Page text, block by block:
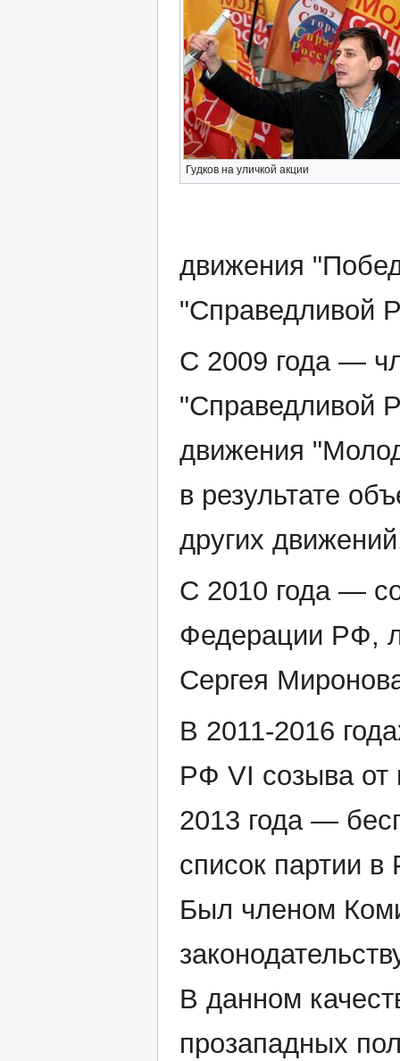
Гудков на уличкой акции
движения
"Справедливой
С 2009 года —
"Справедливой
движения
в результате
других
С 2010 года —
Федерации РФ,
Сергея
В 2011-2016
РФ VI созыва от
2013 года —
список партии в
Был членом
В данном
прозападных